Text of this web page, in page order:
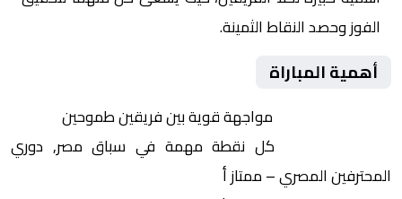
الفوز وحصد النقاط الثمينة.
أهمية المباراة
مواجهة قوية بين فريقين طموحين
كل نقطة مهمة في سباق مصر, دوري
المحترفين المصري – ممتاز أ